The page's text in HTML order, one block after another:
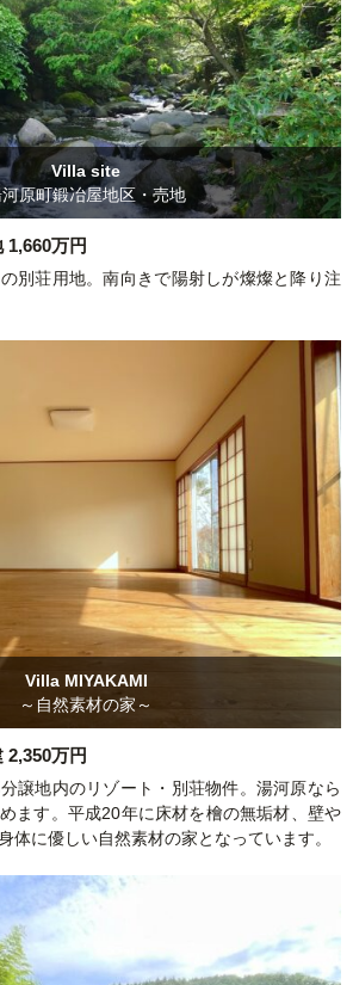
Villa site
原町鍛冶屋地区・売地
1,660万円
別荘用地。南向きで陽射しが燦燦と降り注
Villa MIYAKAMI
～自然素材の家～
2,350万円
譲地内のリゾート・別荘物件。湯河原なら
ます。平成20年に床材を檜の無垢材、壁や
体に優しい自然素材の家となっています。